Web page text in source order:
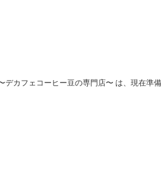
デカフェコーヒー豆の専門店〜 は、現在準